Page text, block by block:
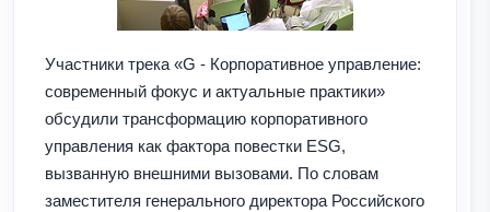
Участники трека «G - Корпоративное управление:
современный фокус и актуальные практики»
обсудили трансформацию корпоративного
управления как фактора повестки ESG,
вызванную внешними вызовами. По словам
заместителя генерального директора Российского